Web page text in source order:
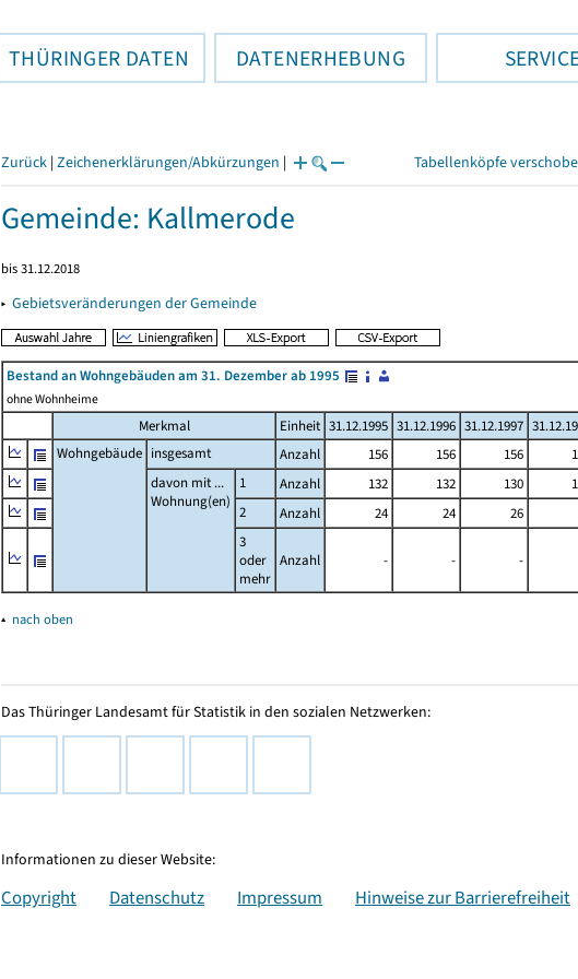
THÜRINGER DATEN DATENERHEBUNG
Zurück | Zeichenerklärungen/Abkürzungen | Tabellenköpfe
Gemeinde: Kallmerode
bis 31.12.2018
▸ Gebietsveränderungen der Gemeinde
Bestand an Wohngebäuden am 31. Dezember ab 1995
ohne Wohnheime
Merkmal Einheit 31.12.1995 31.12.1996 31.12.1997
Wohngebäude insgesamt Anzahl 156 156 156
davon mit ...
Wohnung(en)
1 Anzahl 132 132 130
2
Anzahl 24 24 26
3
oder
mehr
Anzahl - - -
▴ nach oben
Das Thüringer Landesamt für Statistik in den sozialen Netzwerken:
Informationen zu dieser Website:
Copyright Datenschutz Impressum Hinweise zur Barrierefreiheit